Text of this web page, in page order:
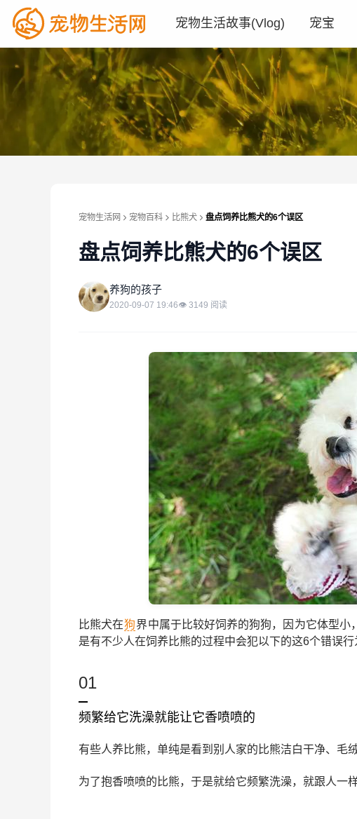
宠物生活故事(Vlog) 宠宝
宠物生活网 宠物百科 比熊犬 盘点饲养比熊犬的6个误区
盘点饲养比熊犬的6个误区
养 养狗的孩子
2020-09-07 19:46👁 3149 阅读
比熊犬在狗界中属于比较好饲养的狗狗，因为它体型
是有不少人在饲养比熊的过程中会犯以下的这6个错误行
01
频繁给它洗澡就能让它香喷喷的
有些人养比熊，单纯是看到别人家的比熊洁白干净、毛
为了抱香喷喷的比熊，于是就给它频繁洗澡，就跟人一